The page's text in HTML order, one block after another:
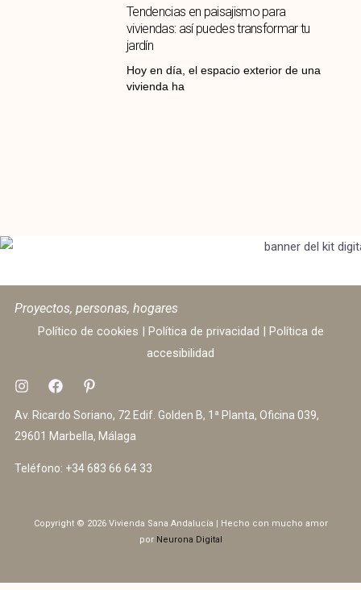
Tendencias en paisajismo para
viviendas: así puedes transformar tu
jardín
Hoy en día, el espacio exterior de una
vivienda ha
Proyectos, personas, hogares
Político de cookies | Política de privacidad | Política de
accesibilidad
Av. Ricardo Soriano, 72 Edif. Golden B, 1ª Planta, Oficina 039,
29601 Marbella, Málaga
Teléfono: +34 683 66 64 33
Copyright © 2026 Vivienda Sana Andalucía | Hecho con mucho amor
por Neurona Digital